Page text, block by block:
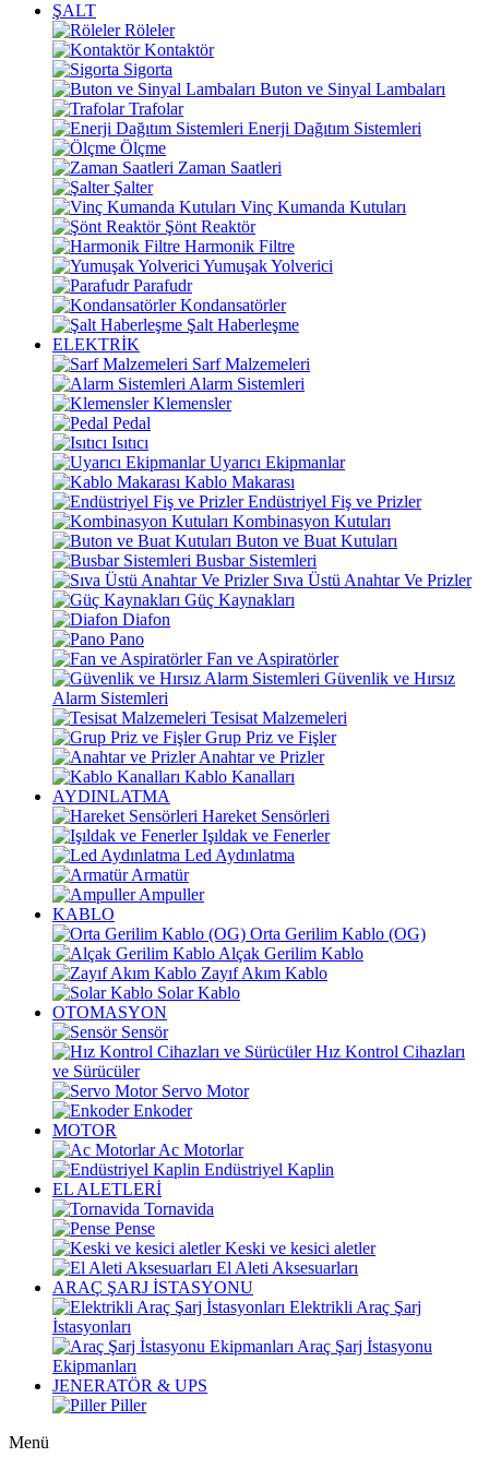
ŞALT
Röleler
Kontaktör
Sigorta
Buton ve Sinyal Lambaları
Trafolar
Enerji Dağıtım Sistemleri
Ölçme
Zaman Saatleri
Şalter
Vinç Kumanda Kutuları
Şönt Reaktör
Harmonik Filtre
Yumuşak Yolverici
Parafudr
Kondansatörler
Şalt Haberleşme
ELEKTRİK
Sarf Malzemeleri
Alarm Sistemleri
Klemensler
Pedal
Isıtıcı
Uyarıcı Ekipmanlar
Kablo Makarası
Endüstriyel Fiş ve Prizler
Kombinasyon Kutuları
Buton ve Buat Kutuları
Busbar Sistemleri
Sıva Üstü Anahtar Ve Prizler
Güç Kaynakları
Diafon
Pano
Fan ve Aspiratörler
Güvenlik ve Hırsız
Alarm Sistemleri
Tesisat Malzemeleri
Grup Priz ve Fişler
Anahtar ve Prizler
Kablo Kanalları
AYDINLATMA
Hareket Sensörleri
Işıldak ve Fenerler
Led Aydınlatma
Armatür
Ampuller
KABLO
Orta Gerilim Kablo (OG)
Alçak Gerilim Kablo
Zayıf Akım Kablo
Solar Kablo
OTOMASYON
Sensör
Hız Kontrol Cihazları
ve Sürücüler
Servo Motor
Enkoder
MOTOR
Ac Motorlar
Endüstriyel Kaplin
EL ALETLERİ
Tornavida
Pense
Keski ve kesici aletler
El Aleti Aksesuarları
ARAÇ ŞARJ İSTASYONU
Elektrikli Araç Şarj
İstasyonları
Araç Şarj İstasyonu
Ekipmanları
JENERATÖR & UPS
Piller
Menü